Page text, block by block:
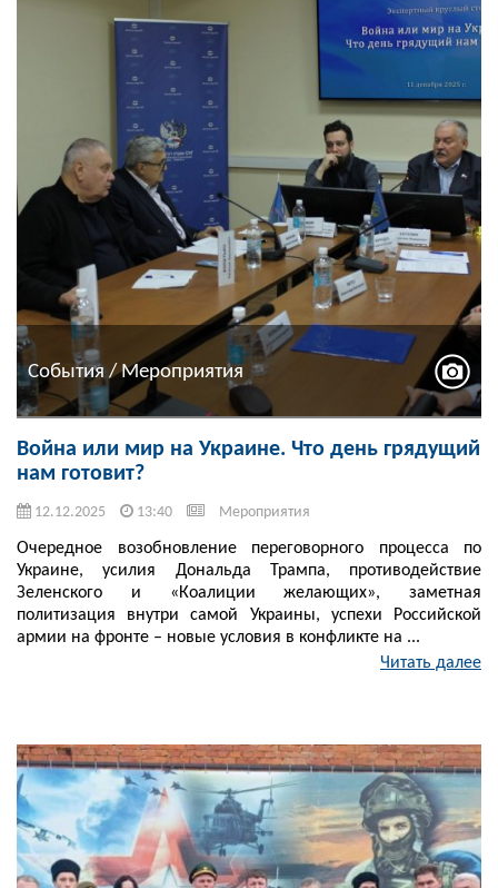
События / Мероприятия
Война или мир на Украине. Что день грядущий
нам готовит?
12.12.2025 13:40 Мероприятия
Очередное возобновление переговорного процесса по
Украине, усилия Дональда Трампа, противодействие
Зеленского и «Коалиции желающих», заметная
политизация внутри самой Украины, успехи Российской
армии на фронте – новые условия в конфликте на ...
Читать далее